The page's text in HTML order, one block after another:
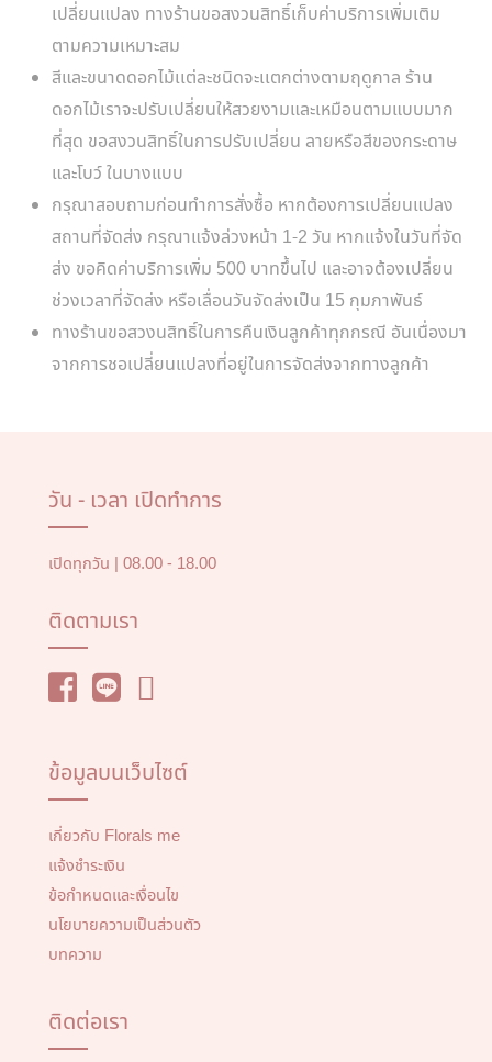
เปลี่ยนแปลง ทางร้านขอสงวนสิทธิ์เก็บค่าบริการเพิ่มเติม
ตามความเหมาะสม
สีและขนาดดอกไม้เเต่ละชนิดจะเเตกต่างตามฤดูกาล ร้าน
ดอกไม้เราจะปรับเปลี่ยนให้สวยงามและเหมือนตามแบบมาก
ที่สุด ขอสงวนสิทธิ์ในการปรับเปลี่ยน ลายหรือสีของกระดาษ
และโบว์ ในบางแบบ
กรุณาสอบถามก่อนทำการสั่งซื้อ หากต้องการเปลี่ยนแปลง
สถานที่จัดส่ง กรุณาแจ้งล่วงหน้า 1-2 วัน หากแจ้งในวันที่จัด
ส่ง ขอคิดค่าบริการเพิ่ม 500 บาทขึ้นไป และอาจต้องเปลี่ยน
ช่วงเวลาที่จัดส่ง หรือเลื่อนวันจัดส่งเป็น 15 กุมภาพันธ์
ทางร้านขอสวงนสิทธิ์ในการคืนเงินลูกค้าทุกกรณี อันเนื่องมา
จากการชอเปลี่ยนแปลงที่อยู่ในการจัดส่งจากทางลูกค้า
วัน - เวลา เปิดทำการ
เปิดทุกวัน | 08.00 - 18.00
ติดตามเรา
ข้อมูลบนเว็บไซต์
เกี่ยวกับ Florals me
แจ้งชำระเงิน
ข้อกำหนดและเงื่อนไข
นโยบายความเป็นส่วนตัว
บทความ
ติดต่อเรา